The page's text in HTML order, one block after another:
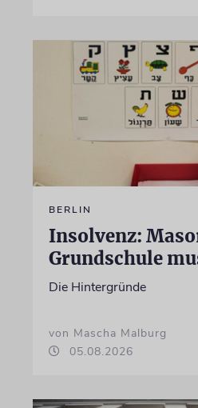
BERLIN
Insolvenz:
Grundschule
Die Hintergründe
von Mascha Malburg
05.08.2026